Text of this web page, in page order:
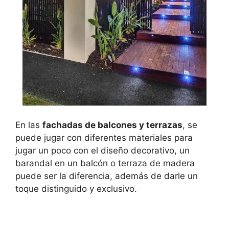
En las fachadas de balcones y terrazas, se
puede jugar con diferentes materiales para
jugar un poco con el diseño decorativo, un
barandal en un balcón o terraza de madera
puede ser la diferencia, además de darle un
toque distinguido y exclusivo.